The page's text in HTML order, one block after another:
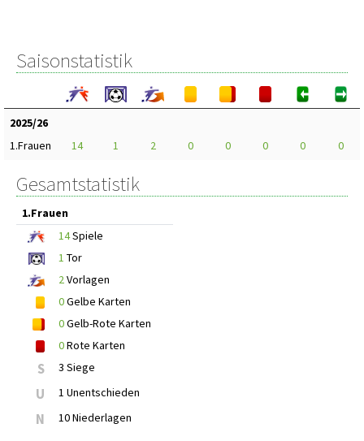
Saisonstatistik
2025/26
1.Frauen
14 1 2 0 0 0 0 0
Gesamtstatistik
1.Frauen
14Spiele
1 Tor
2Vorlagen
0Gelbe Karten
0Gelb-Rote Karten
0Rote Karten
S 3 Siege
U 1 Unentschieden
N 10 Niederlagen